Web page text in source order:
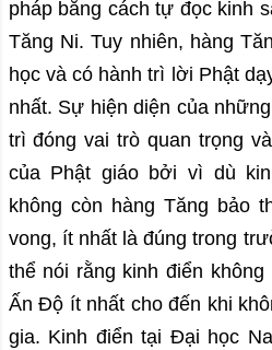
pháp bằng cách tự đọc kinh
Tăng Ni. Tuy nhiên, hàng
học và có hành trì lời Phật
nhất. Sự hiện diện của
trì đóng vai trò quan trọng
của Phật giáo bởi vì dù
không còn hàng Tăng bảo
vong, ít nhất là đúng trong
thể nói rằng kinh điển
Ấn Độ ít nhất cho đến khi
gia. Kinh điển tại Đại học